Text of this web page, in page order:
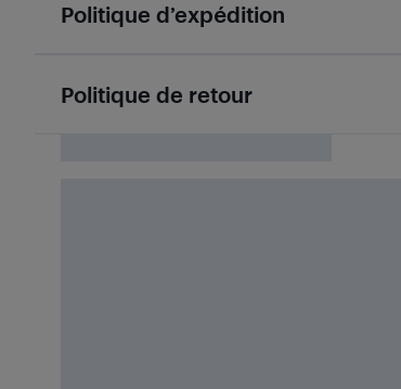
Politique d’expédition
Politique de retour